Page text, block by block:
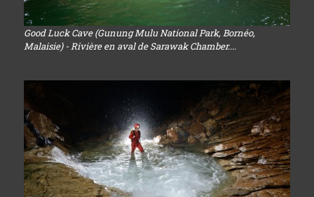
Good Luck Cave (Gunung Mulu National Park, Bornéo,
Malaisie) - Rivière en aval de Sarawak Chamber....